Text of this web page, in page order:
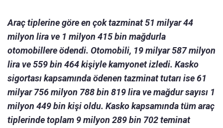
Araç tiplerine göre en çok tazminat 51 milyar 44
milyon lira ve 1 milyon 415 bin mağdurla
otomobillere ödendi. Otomobili, 19 milyar 587 milyon
lira ve 559 bin 464 kişiyle kamyonet izledi. Kasko
sigortası kapsamında ödenen tazminat tutarı ise 61
milyar 756 milyon 788 bin 819 lira ve mağdur sayısı 1
milyon 449 bin kişi oldu. Kasko kapsamında tüm araç
tiplerinde toplam 9 milyon 289 bin 702 teminat